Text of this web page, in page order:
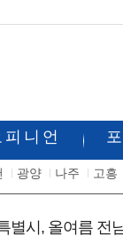
피니언
광양 나주
고흥
별시, 올여름 전